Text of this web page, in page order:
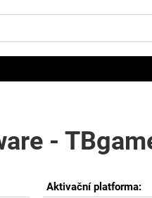
-
Aktivační platforma: